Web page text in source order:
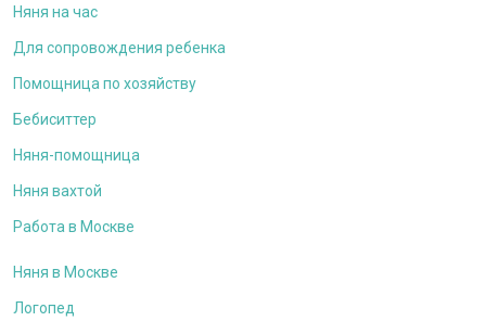
Няня на час
Для сопровождения ребенка
Помощница по хозяйству
Бебиситтер
Няня-помощница
Няня вахтой
Работа в Москве
Няня в Москве
Логопед